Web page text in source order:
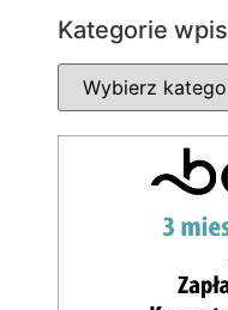
Kategorie